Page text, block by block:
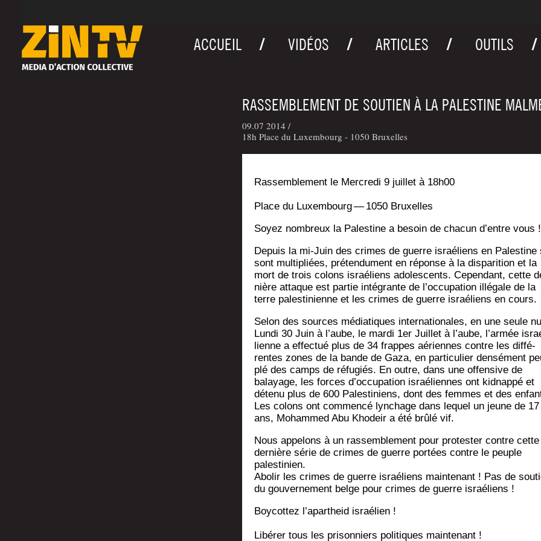
ACCUEIL VIDÉOS ARTICLES OUTILS
RASSEMBLEMENT DE SOUTIEN À LA PALESTINE
09.07 2014 /
18h Place du Luxembourg - 1050 Bruxelles
Ras­sem­ble­ment le Mer­cre­di 9 juillet à 18h00
Place du Luxem­bourg — 1050 Bruxelles
Soyez nom­breux la Pales­tine a besoin de cha­cun d’entre vous !
Depuis la mi-Juin des crimes de guerre israé­liens en Pales­tine
sont mul­ti­pliées, pré­ten­du­ment en réponse à la dis­pa­ri­tion et la
mort de trois colons israé­liens ado­les­cents. Cepen­dant, cette
nière attaque est par­tie inté­grante de l’oc­cu­pa­tion illé­gale de la
terre pales­ti­nienne et les crimes de guerre israé­liens en cours.
Selon des sources média­tiques inter­na­tio­nales, en une seule
Lun­di 30 Juin à l’aube, le mar­di 1er Juillet à l’aube, l’ar­mée
lienne a effec­tué plus de 34 frappes aériennes contre les dif­fé­
rentes zones de la bande de Gaza, en par­ti­cu­lier den­sé­ment
plé des camps de réfu­giés. En outre, dans une offen­sive de
balayage, les forces d’oc­cu­pa­tion israé­liennes ont kid­nap­pé et
déte­nu plus de 600 Pales­ti­niens, dont des femmes et des
Les colons ont com­men­cé lyn­chage dans lequel un jeune de 17
ans, Moham­med Abu Kho­deir a été brû­lé vif.
Nous appe­lons à un ras­sem­ble­ment pour pro­tes­ter contre cette
der­nière série de crimes de guerre por­tées contre le peuple
palestinien.
Abo­lir les crimes de guerre israé­liens main­te­nant ! Pas de
du gou­ver­ne­ment belge pour crimes de guerre israéliens !
Boy­cot­tez l’a­par­theid israélien !
Libé­rer tous les pri­son­niers poli­tiques maintenant !